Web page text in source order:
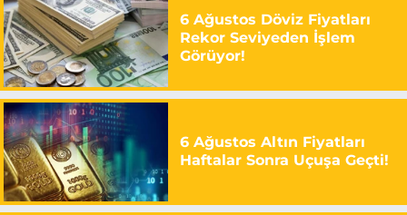
6 Ağustos Döviz Fiyatları
Rekor Seviyeden İşlem
Görüyor!
6 Ağustos Altın Fiyatları
Haftalar Sonra Uçuşa Geçti!